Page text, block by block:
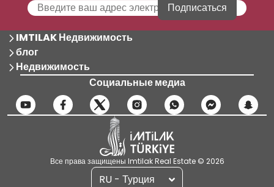
Подписаться
IMTILAK Недвижимость
блог
Недвижимость
Социальные медиа
Все права защищены Imtilak Real Estate © 2026
RU - Турция